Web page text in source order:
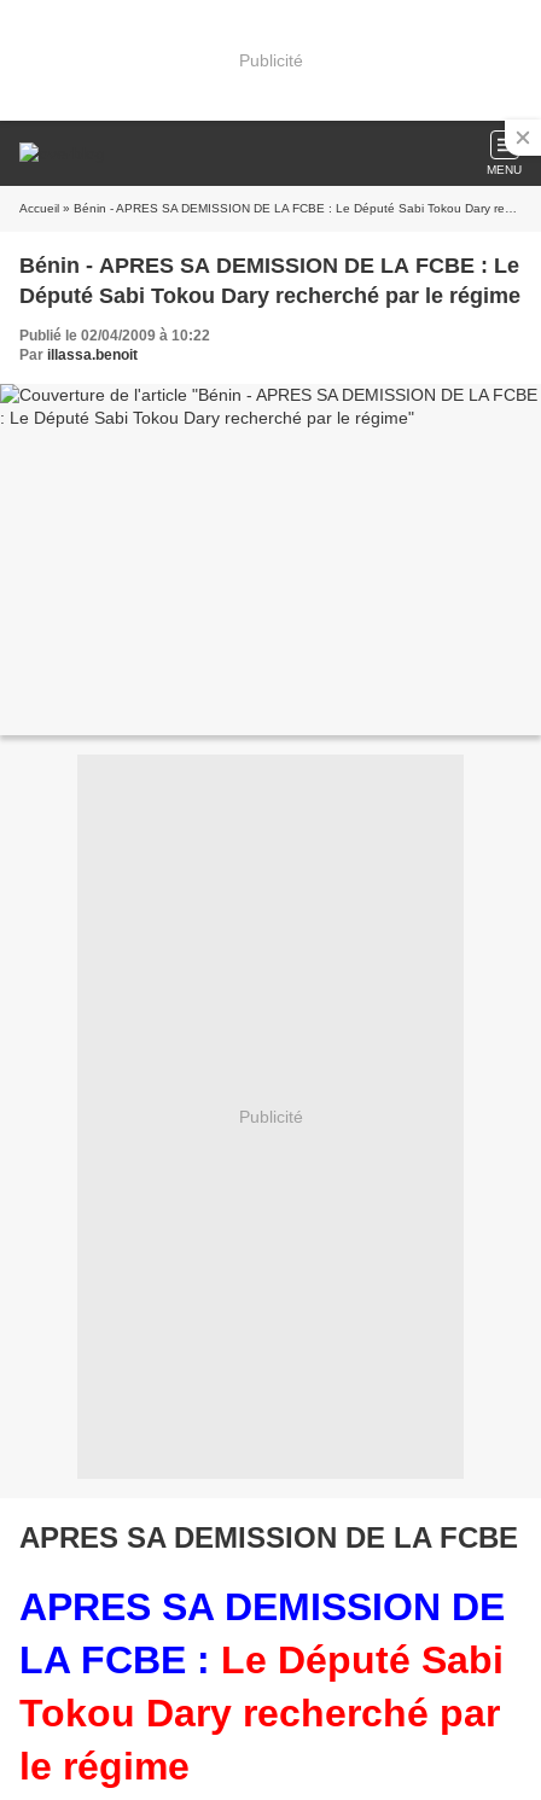
Publicité
MENU
Accueil » Bénin - APRES SA DEMISSION DE LA FCBE : Le Député Sabi Tokou Dary recherché par le régime
Bénin - APRES SA DEMISSION DE LA FCBE : Le
Député Sabi Tokou Dary recherché par le régime
Publié le 02/04/2009 à 10:22
Par illassa.benoit
Publicité
APRES SA DEMISSION DE LA FCBE
APRES SA DEMISSION DE
LA FCBE : Le Député Sabi
Tokou Dary recherché par
le régime